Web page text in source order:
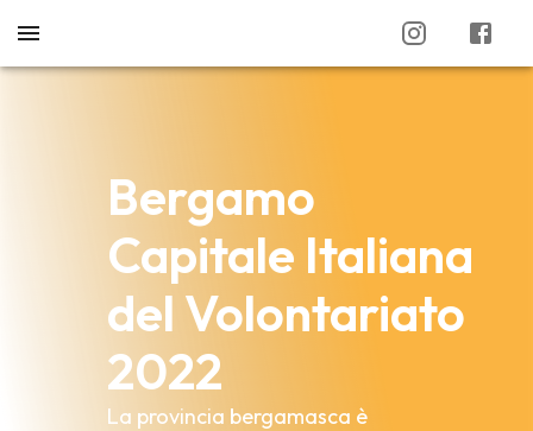
Bergamo
Capitale Italiana
del Volontariato
2022
La provincia bergamasca è